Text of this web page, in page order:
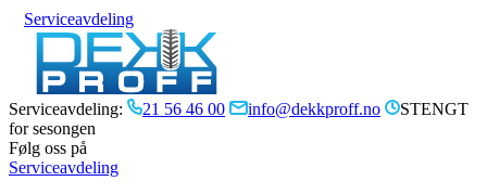
Serviceavdeling
Serviceavdeling: 21 56 46 00 info@dekkproff.no
STENGT
for sesongen
Følg oss på
Serviceavdeling